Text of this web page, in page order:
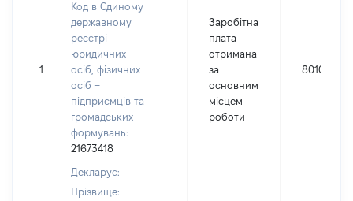
1
Код в Єдиному
державному
реєстрі
юридичних
осіб, фізичних
осіб –
підприємців та
громадських
формувань:
21673418
Декларує:
Прізвище:
Заробітна
плата
отримана
за
основним
місцем
роботи
80102